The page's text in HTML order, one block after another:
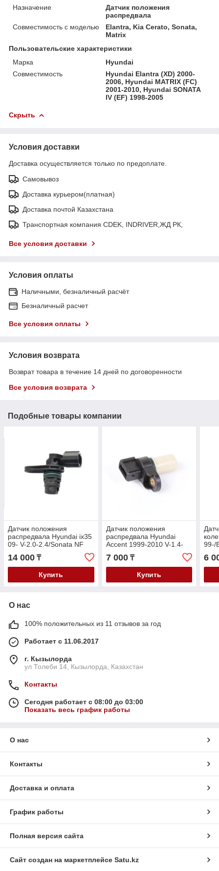
Назначение
Датчик положения
распредвала
Совместимость с моделью
Elantra, Kia Cerato, Sonata,
Matrix
Пользовательские характеристики
Марка
Hyundai
Совместимость
Hyundai Elantra (XD) 2000-
2006, Hyundai MATRIX (FC)
2001-2010, Hyundai SONATA
IV (EF) 1998-2005
Скрыть
Условия доставки
Доставка осуществляется только по предоплате.
Самовывоз
Доставка курьером(платная)
Доставка почтой Казахстана
Транспортная компания CDEK, INDRIVER,ЖД РК,
Все условия доставки
Условия оплаты
Наличными, безналичный расчёт
Безналичный расчет
Все условия оплаты
Условия возврата
Возврат товара в течение 14 дней по договоренности
Все условия возврата
Подобные товары компании
Датчик положения
распредвала Hyundai ix35
09- V-2.0-2.4/Sonata NF
2005- V-2.0-2.4/ KIA
Sorento 2.0/2.4i 2010>
14 000 ₸
Купить
Датчик положения
распредвала Hyundai
Accent 1999-2010 V-1.4-
1.6/Elantra 2000- V-1.6
7 000₸
Купить
99-/
1.4/
6
О нас
100% положительных из 11 отзывов за год
Работает с 11.06.2017
г. Кызылорда
ул Толеби 14, Кызылорда, Казахстан
Контакты
Сегодня работает с 08:00 до 03:00
Показать весь график работы
О нас
Контакты
Доставка и оплата
График работы
Полная версия сайта
Сайт создан на маркетплейсе Satu.kz